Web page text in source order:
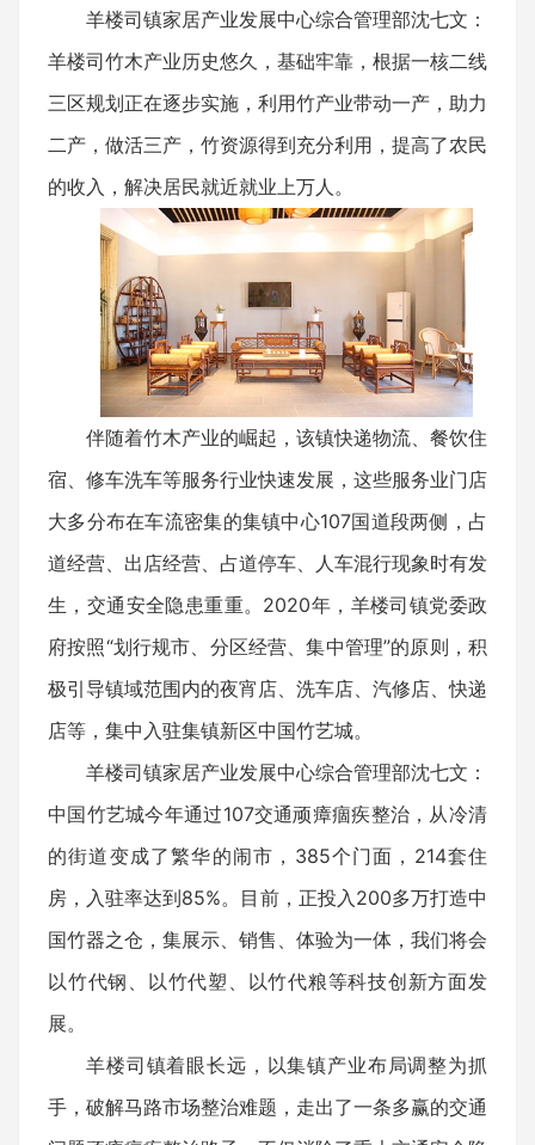
羊楼司镇家居产业发展中心综合管理部沈七文：
羊楼司竹木产业历史悠久，基础牢靠，根据一核二线
三区规划正在逐步实施，利用竹产业带动一产，助力
二产，做活三产，竹资源得到充分利用，提高了农民
的收入，解决居民就近就业上万人。
伴随着竹木产业的崛起，该镇快递物流、餐饮住
宿、修车洗车等服务行业快速发展，这些服务业门店
大多分布在车流密集的集镇中心107国道段两侧，占
道经营、出店经营、占道停车、人车混行现象时有发
生，交通安全隐患重重。2020年，羊楼司镇党委政
府按照“划行规市、分区经营、集中管理”的原则，积
极引导镇域范围内的夜宵店、洗车店、汽修店、快递
店等，集中入驻集镇新区中国竹艺城。
羊楼司镇家居产业发展中心综合管理部沈七文：
中国竹艺城今年通过107交通顽瘴痼疾整治，从冷清
的街道变成了繁华的闹市，385个门面，214套住
房，入驻率达到85%。目前，正投入200多万打造中
国竹器之仓，集展示、销售、体验为一体，我们将会
以竹代钢、以竹代塑、以竹代粮等科技创新方面发
展。
羊楼司镇着眼长远，以集镇产业布局调整为抓
手，破解马路市场整治难题，走出了一条多赢的交通